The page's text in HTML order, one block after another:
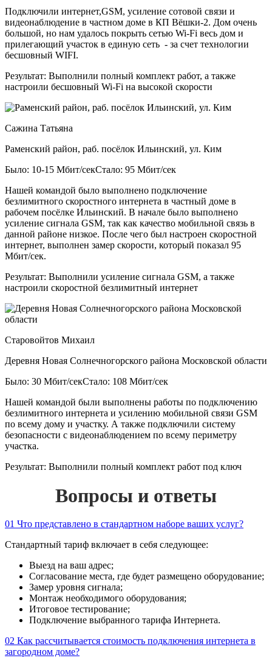
Подключили интернет,GSM, усиление сотовой связи и
видеонаблюдение в частном доме в КП Вёшки-2. Дом очень
большой, но нам удалось покрыть сетью Wi-Fi весь дом и
прилегающий участок в единую сеть - за счет технологии
бесшовный WIFI.
Результат: Выполнили полный комплект работ, а также
настроили бесшовный Wi-Fi на высокой скорости
Сажина Татьяна
Раменский район, раб. посёлок Ильинский, ул. Ким
Было: 10-15 Мбит/секСтало: 95 Мбит/сек
Нашей командой было выполнено подключение
безлимитного скоростного интернета в частный доме в
рабочем посёлке Ильинский. В начале было выполнено
усиление сигнала GSM, так как качество мобильной связь в
данной районе низкое. После чего был настроен скоростной
интернет, выполнен замер скорости, который показал 95
Мбит/сек.
Результат: Выполнили усиление сигнала GSM, а также
настроили скоростной безлимитный интернет
Старовойтов Михаил
Деревня Новая Солнечногорского района Московской области
Было: 30 Мбит/секСтало: 108 Мбит/сек
Нашей командой были выполнены работы по подключению
безлимитного интернета и усилению мобильной связи GSM
по всему дому и участку. А также подключили систему
безопасности с видеонаблюдением по всему периметру
участка.
Результат: Выполнили полный комплект работ под ключ
Вопросы и ответы
01 Что представлено в стандартном наборе ваших услуг?
Стандартный тариф включает в себя следующее:
Выезд на ваш адрес;
Согласование места, где будет размещено оборудование;
Замер уровня сигнала;
Монтаж необходимого оборудования;
Итоговое тестирование;
Подключение выбранного тарифа Интернета.
02 Как рассчитывается стоимость подключения интернета в
загородном доме?